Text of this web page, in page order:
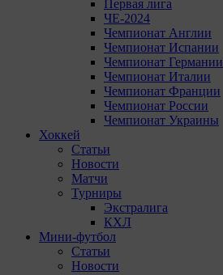
Первая лига
ЧЕ-2024
Чемпионат Англии
Чемпионат Испании
Чемпионат Германии
Чемпионат Италии
Чемпионат Франции
Чемпионат России
Чемпионат Украины
Хоккей
Статьи
Новости
Матчи
Турниры
Экстралига
КХЛ
Мини-футбол
Статьи
Новости